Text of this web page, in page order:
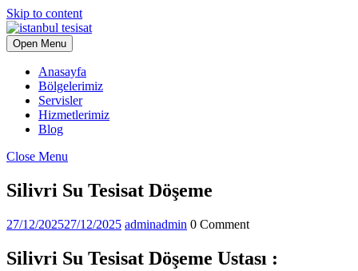
Skip to content
Open Menu
Anasayfa
Bölgelerimiz
Servisler
Hizmetlerimiz
Blog
Close Menu
Silivri Su Tesisat Döşeme
27/12/202527/12/2025 adminadmin 0 Comment
Silivri Su Tesisat Döşeme Ustası :